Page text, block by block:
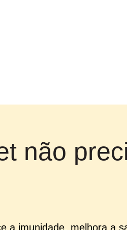
não
a imunidade, melhora a